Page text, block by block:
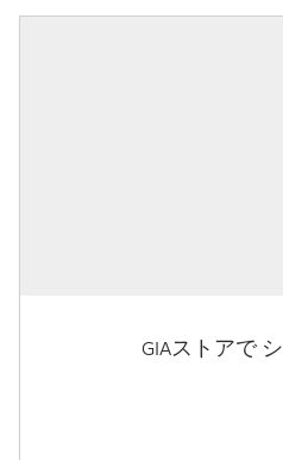
GIAストアで